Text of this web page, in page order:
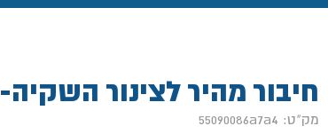
חיבור מהיר לצינור השקיה- TOOLMAK
מק"ט: 55090086a7a4